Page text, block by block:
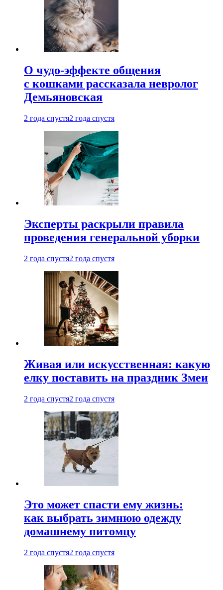
О чудо-эффекте общения
с кошками рассказала невролог
Демьяновская
2 года спустя2 года спустя
Эксперты раскрыли правила
проведения генеральной уборки
2 года спустя2 года спустя
Живая или искусственная: какую
елку поставить на праздник Змеи
2 года спустя2 года спустя
Это может спасти ему жизнь:
как выбрать зимнюю одежду
домашнему питомцу
2 года спустя2 года спустя